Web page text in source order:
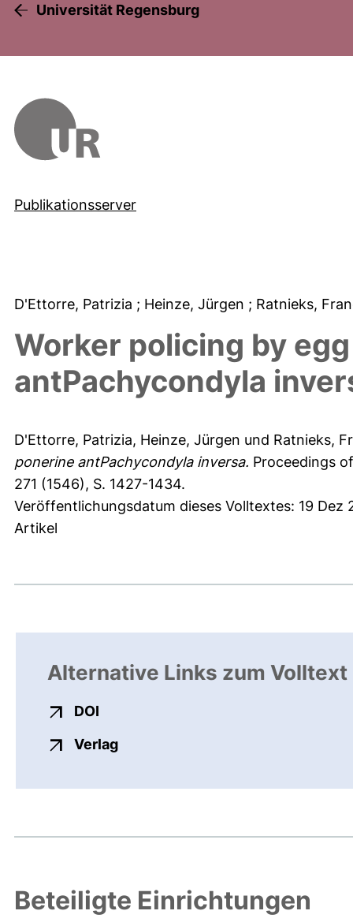
Universität Regensburg
Publikationsserver
D'Ettorre, Patrizia ; Heinze, Jürgen ; Ratnieks,
Worker policing by
antPachycondyla
D'Ettorre, Patrizia, Heinze, Jürgen und Ratnieks,
ponerine antPachycondyla inversa. Proceedings
271 (1546), S. 1427-1434.
Veröffentlichungsdatum dieses Volltextes: 19 Dez
Artikel
Alternative Links zum Volltext
DOI
Verlagexterner Link, öffnet neues
Beteiligte Einrichtungen